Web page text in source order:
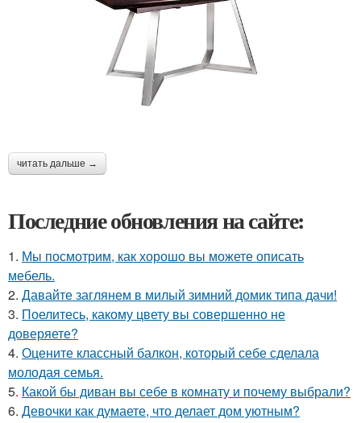
читать дальше →
Последние обновления на сайте:
1. Мы посмотрим, как хорошо вы можете описать
мебель.
2. Давайте заглянем в милый зимний домик типа дачи!
3. Поелитесь, какому цвету вы совершенно не
доверяете?
4. Оцените классный балкон, который себе сделала
молодая семья.
5. Какой бы диван вы себе в комнату и почему выбрали?
6. Девочки как думаете, что делает дом уютным?